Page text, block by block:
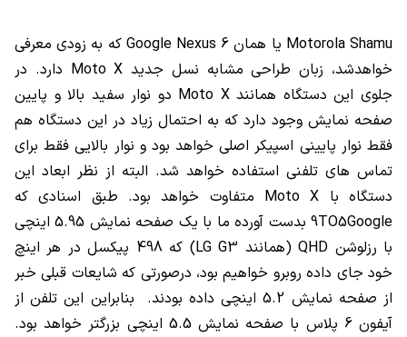
Motorola Shamu یا همان Google Nexus 6 که به زودی معرفی
خواهدشد، زبان طراحی مشابه نسل جدید Moto X دارد. در
جلوی این دستگاه همانند Moto X دو نوار سفید بالا و پایین
صفحه نمایش وجود دارد که به احتمال زیاد در این دستگاه هم
فقط نوار پایینی اسپیکر اصلی خواهد بود و نوار بالایی فقط برای
تماس های تلفنی استفاده خواهد شد. البته از نظر ابعاد این
دستگاه با Moto X متفاوت خواهد بود. طبق اسنادی که
9TO5Google بدست آورده ما با یک صفحه نمایش 5.95 اینچی
با رزلوشن QHD (همانند LG G3) که 498 پیکسل در هر اینچ
خود جای داده روبرو خواهیم بود، درصورتی که شایعات قبلی خبر
از صفحه نمایش 5.2 اینچی داده بودند. بنابراین این تلفن از
آیفون 6 پلاس با صفحه نمایش 5.5 اینچی بزرگتر خواهد بود.